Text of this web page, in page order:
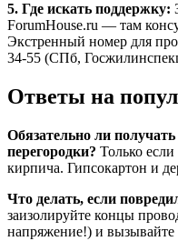
5. Где искать поддержку:
ForumHouse.ru — там
Экстренный номер для
34-55 (СПб,
Ответы на
Обязательно ли
перегородки? Только
кирпича. Гипсокартон и
Что делать, если
заизолируйте концы
напряжение!) и вызывайте